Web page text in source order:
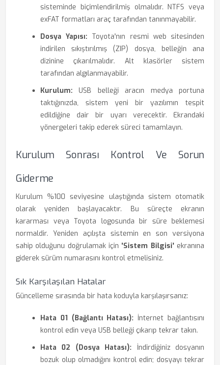
sisteminde biçimlendirilmiş olmalıdır. NTFS veya
exFAT formatları araç tarafından tanınmayabilir.
Dosya Yapısı: Toyota'nın resmi web sitesinden
indirilen sıkıştırılmış (ZIP) dosya, belleğin ana
dizinine çıkarılmalıdır. Alt klasörler sistem
tarafından algılanmayabilir.
Kurulum: USB belleği aracın medya portuna
taktığınızda, sistem yeni bir yazılımın tespit
edildiğine dair bir uyarı verecektir. Ekrandaki
yönergeleri takip ederek süreci tamamlayın.
Kurulum Sonrası Kontrol Ve Sorun
Giderme
Kurulum %100 seviyesine ulaştığında sistem otomatik
olarak yeniden başlayacaktır. Bu süreçte ekranın
kararması veya Toyota logosunda bir süre beklemesi
normaldir. Yeniden açılışta sistemin en son versiyona
sahip olduğunu doğrulamak için 'Sistem Bilgisi' ekranına
giderek sürüm numarasını kontrol etmelisiniz.
Sık Karşılaşılan Hatalar
Güncelleme sırasında bir hata koduyla karşılaşırsanız:
Hata 01 (Bağlantı Hatası): İnternet bağlantısını
kontrol edin veya USB belleği çıkarıp tekrar takın.
Hata 02 (Dosya Hatası): İndirdiğiniz dosyanın
bozuk olup olmadığını kontrol edin; dosyayı tekrar